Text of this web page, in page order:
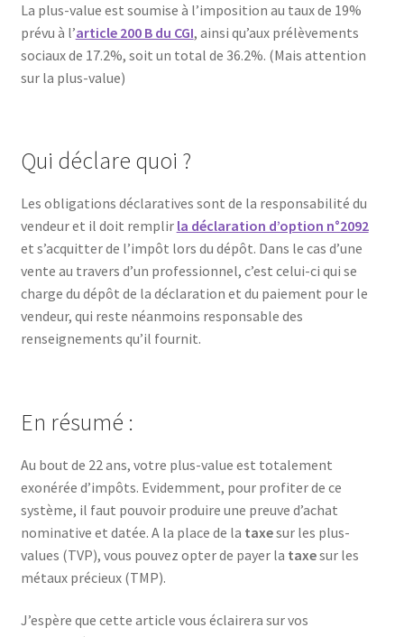
La plus-value est soumise à l’imposition au taux de 19%
prévu à l’article 200 B du CGI, ainsi qu’aux prélèvements
sociaux de 17.2%, soit un total de 36.2%. (Mais attention
sur la plus-value)
Qui déclare quoi ?
Les obligations déclaratives sont de la responsabilité du
vendeur et il doit remplir la déclaration d’option n°2092
et s’acquitter de l’impôt lors du dépôt. Dans le cas d’une
vente au travers d’un professionnel, c’est celui-ci qui se
charge du dépôt de la déclaration et du paiement pour le
vendeur, qui reste néanmoins responsable des
renseignements qu’il fournit.
En résumé :
Au bout de 22 ans, votre plus-value est totalement
exonérée d’impôts. Evidemment, pour profiter de ce
système, il faut pouvoir produire une preuve d’achat
nominative et datée. A la place de la taxesur les plus-
values (TVP), vous pouvez opter de payer la taxesur les
métaux précieux (TMP).
J’espère que cette article vous éclairera sur vos